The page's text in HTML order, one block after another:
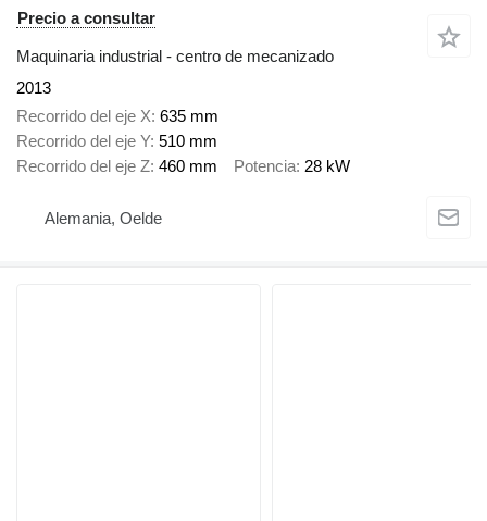
Precio a consultar
Maquinaria industrial - centro de mecanizado
2013
Recorrido del eje X 635 mm
Recorrido del eje Y 510 mm
Recorrido del eje Z 460 mm Potencia 28 kW
Alemania, Oelde